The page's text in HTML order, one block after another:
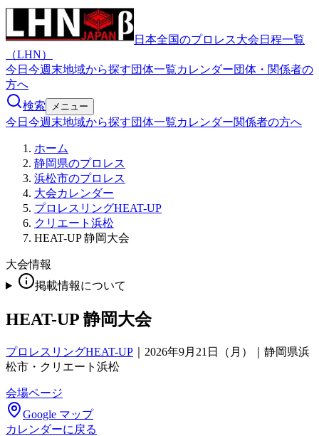
日本全国のプロレス大会日程一覧
（LHN）
今日 今週末地域から探す団体一覧カレンダー団体・関係者の
方へ
検索
メニュー
今日 今週末地域から探す団体一覧カレンダー関係者の方へ
ホーム
静岡県のプロレス
浜松市のプロレス
大会カレンダー
プロレスリングHEAT-UP
クリエート浜松
HEAT-UP 静岡大会
大会情報
掲載情報について
HEAT-UP 静岡大会
プロレスリングHEAT-UP
2026年9月21日（月）｜静岡県浜
松市・クリエート浜松
会場ページ
Google マップ
カレンダーに戻る